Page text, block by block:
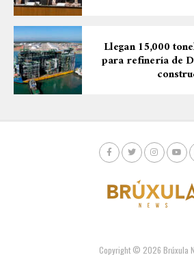
Llegan 15,000
para refinería de
Copyright © 2026 Brúxula